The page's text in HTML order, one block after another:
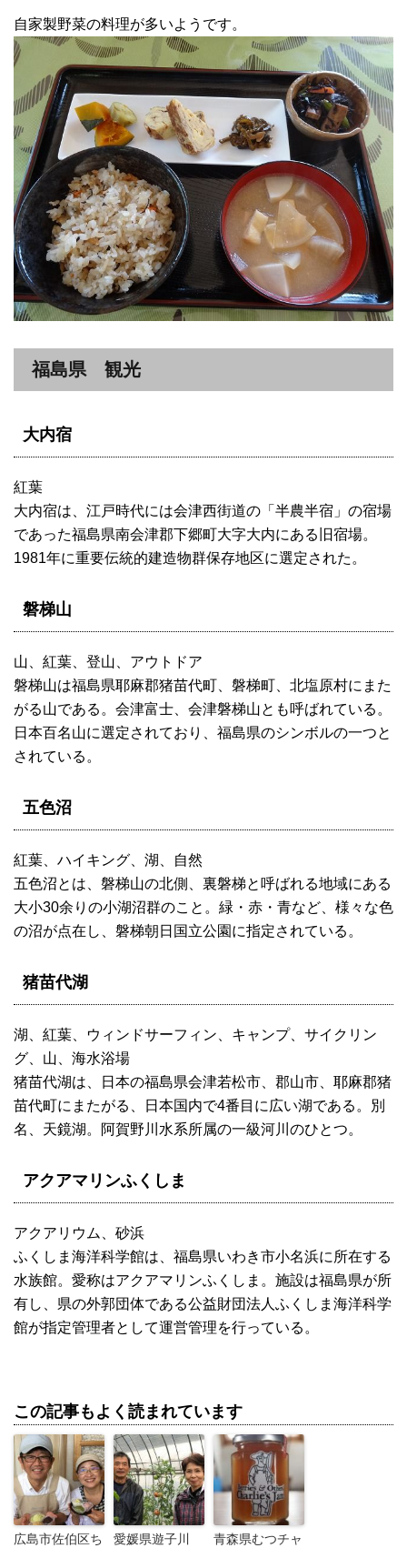
自家製野菜の料理が多いようです。
福島県 観光
大内宿
紅葉
大内宿は、江戸時代には会津西街道の「半農半宿」の宿場
であった福島県南会津郡下郷町大字大内にある旧宿場。
1981年に重要伝統的建造物群保存地区に選定された。
磐梯山
山、紅葉、登山、アウトドア
磐梯山は福島県耶麻郡猪苗代町、磐梯町、北塩原村にまた
がる山である。会津富士、会津磐梯山とも呼ばれている。
日本百名山に選定されており、福島県のシンボルの一つと
されている。
五色沼
紅葉、ハイキング、湖、自然
五色沼とは、磐梯山の北側、裏磐梯と呼ばれる地域にある
大小30余りの小湖沼群のこと。緑・赤・青など、様々な色
の沼が点在し、磐梯朝日国立公園に指定されている。
猪苗代湖
湖、紅葉、ウィンドサーフィン、キャンプ、サイクリン
グ、山、海水浴場
猪苗代湖は、日本の福島県会津若松市、郡山市、耶麻郡猪
苗代町にまたがる、日本国内で4番目に広い湖である。別
名、天鏡湖。阿賀野川水系所属の一級河川のひとつ。
アクアマリンふくしま
アクアリウム、砂浜
ふくしま海洋科学館は、福島県いわき市小名浜に所在する
水族館。愛称はアクアマリンふくしま。施設は福島県が所
有し、県の外郭団体である公益財団法人ふくしま海洋科学
館が指定管理者として運営管理を行っている。
この記事もよく読まれています
広島市佐伯区ち
愛媛県遊子川
青森県むつチャ